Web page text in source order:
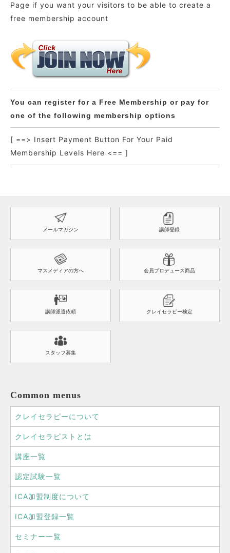
Page if you want your visitors to be able to create a
free membership account
You can register for a Free Membership or pay for
one of the following membership options
[ ==> Insert Payment Button For Your Paid
Membership Levels Here <== ]
メールマガジン 講師登録
マスメディアの方へ 会員プロデュース商品
講師派遣依頼 クレイセラピー検定
スタッフ募集
Common menus
クレイセラピーについて
クレイセラピストとは
講座一覧
認定試験一覧
ICA加盟制度について
ICA加盟登録一覧
セミナー一覧